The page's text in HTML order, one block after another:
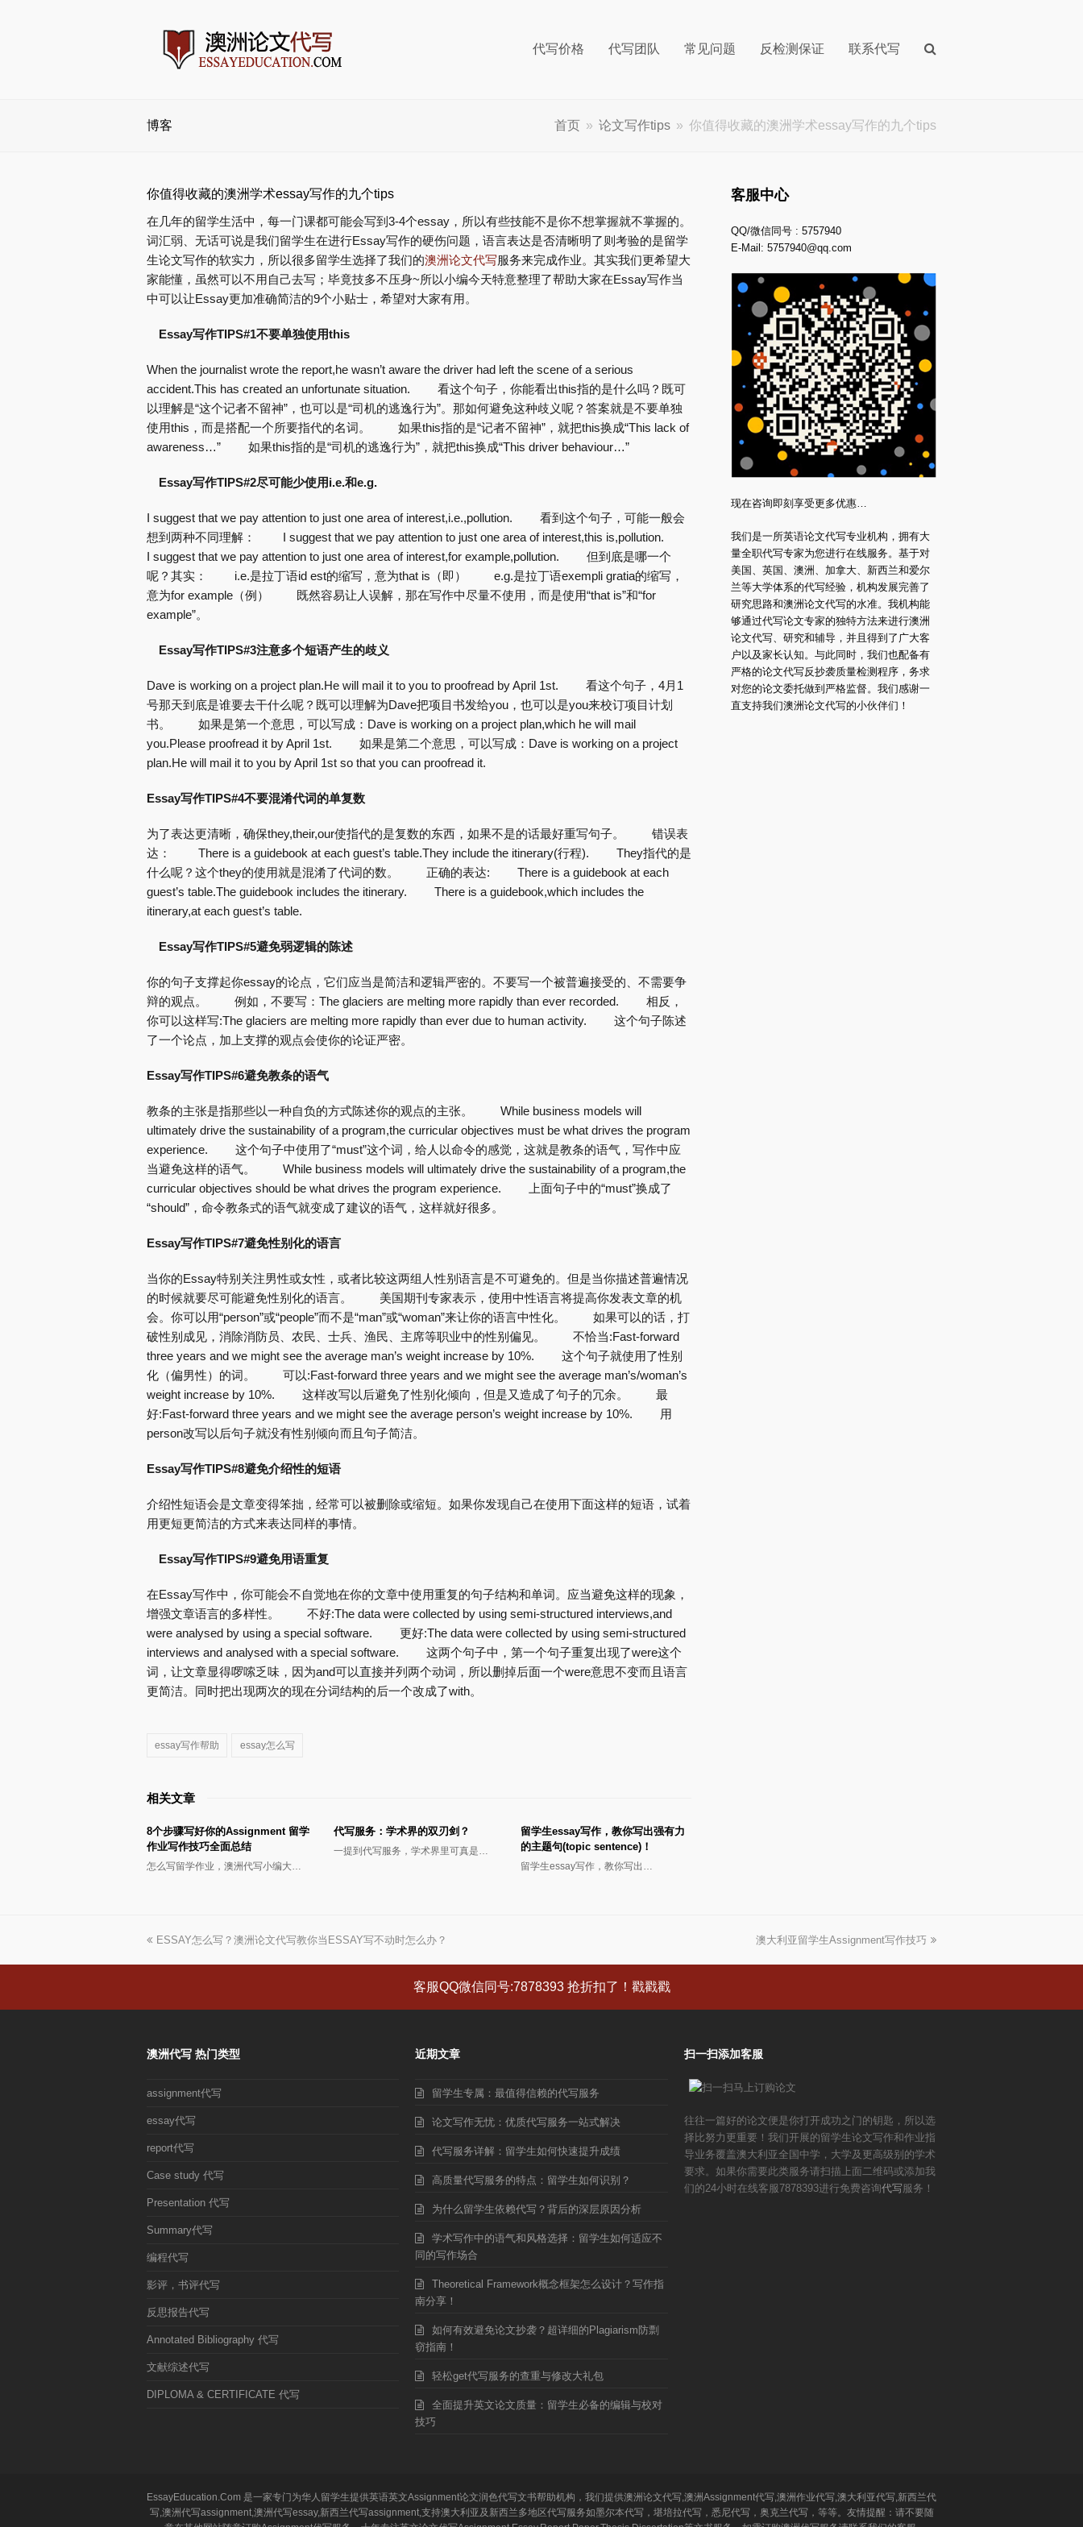
代写价格 代写团队 常见问题 反检测保证 联系代写
博客 首页 » 论文写作tips » 你值得收藏的澳洲学术essay写作的九个tips
你值得收藏的澳洲学术essay写作的九个tips
在几年的留学生活中，每一门课都可能会写到3-4个essay，所以有些技能不是你不想掌握就不掌握的。​​
词汇弱、无话可说是我们留学生在进行Essay写作的硬伤问题，语言表达是否清晰明了则考验的是留学
生论文写作的软实力，所以很多留学生选择了我们的澳洲论文代写服务来完成作业。其实我们更希望大
家能懂，虽然可以不用自己去写；毕竟技多不压身~所以小编今天特意整理了帮助大家在Essay写作当
中可以让Essay更加准确简洁的9个小贴士，希望对大家有用。
Essay写作TIPS#1不要单独使用this
When the journalist wrote the report,he wasn’t aware the driver had left the scene of a serious
accident.This has created an unfortunate situation. 看这个句子，你能看出this指的是什么吗？既可
以理解是“这个记者不留神”，也可以是“司机的逃逸行为”。那如何避免这种歧义呢？答案就是不要单独
使用this，而是搭配一个所要指代的名词。 如果this指的是“记者不留神”，就把this换成“This lack of
awareness…” 如果this指的是“司机的逃逸行为”，就把this换成“This driver behaviour…”
Essay写作TIPS#2尽可能少使用i.e.和e.g.
I suggest that we pay attention to just one area of interest,i.e.,pollution. 看到这个句子，可能一般会
想到两种不同理解： I suggest that we pay attention to just one area of interest,this is,pollution.
I suggest that we pay attention to just one area of interest,for example,pollution. 但到底是哪一个
呢？其实： i.e.是拉丁语id est的缩写，意为that is（即） e.g.是拉丁语exempli gratia的缩写，
意为for example（例） 既然容易让人误解，那在写作中尽量不使用，而是使用“that is”和“for
example”。
Essay写作TIPS#3注意多个短语产生的歧义
Dave is working on a project plan.He will mail it to you to proofread by April 1st. 看这个句子，4月1
号那天到底是谁要去干什么呢？既可以理解为Dave把项目书发给you，也可以是you来校订项目计划
书。 如果是第一个意思，可以写成：Dave is working on a project plan,which he will mail
you.Please proofread it by April 1st. 如果是第二个意思，可以写成：Dave is working on a project
plan.He will mail it to you by April 1st so that you can proofread it.
Essay写作TIPS#4不要混淆代词的单复数
为了表达更清晰，确保they,their,our使指代的是复数的东西，如果不是的话最好重写句子。 错误表
达： There is a guidebook at each guest’s table.They include the itinerary(行程). They指代的是
什么呢？这个they的使用就是混淆了代词的数。 正确的表达: There is a guidebook at each
guest’s table.The guidebook includes the itinerary. There is a guidebook,which includes the
itinerary,at each guest’s table.
Essay写作TIPS#5避免弱逻辑的陈述
你的句子支撑起你essay的论点，它们应当是简洁和逻辑严密的。不要写一个被普遍接受的、不需要争
辩的观点。 例如，不要写：The glaciers are melting more rapidly than ever recorded. 相反，
你可以这样写:The glaciers are melting more rapidly than ever due to human activity. 这个句子陈述
了一个论点，加上支撑的观点会使你的论证严密。
Essay写作TIPS#6避免教条的语气
教条的主张是指那些以一种自负的方式陈述你的观点的主张。 While business models will
ultimately drive the sustainability of a program,the curricular objectives must be what drives the program
experience. 这个句子中使用了“must”这个词，给人以命令的感觉，这就是教条的语气，写作中应
当避免这样的语气。 While business models will ultimately drive the sustainability of a program,the
curricular objectives should be what drives the program experience. 上面句子中的“must”换成了
“should”，命令教条式的语气就变成了建议的语气，这样就好很多。
Essay写作TIPS#7避免性别化的语言
当你的Essay特别关注男性或女性，或者比较这两组人性别语言是不可避免的。但是当你描述普遍情况
的时候就要尽可能避免性别化的语言。 美国期刊专家表示，使用中性语言将提高你发表文章的机
会。你可以用“person”或“people”而不是“man”或“woman”来让你的语言中性化。 如果可以的话，打
破性别成见，消除消防员、农民、士兵、渔民、主席等职业中的性别偏见。 不恰当:Fast-forward
three years and we might see the average man’s weight increase by 10%. 这个句子就使用了性别
化（偏男性）的词。 可以:Fast-forward three years and we might see the average man’s/woman’s
weight increase by 10%. 这样改写以后避免了性别化倾向，但是又造成了句子的冗余。 最
好:Fast-forward three years and we might see the average person’s weight increase by 10%. 用
person改写以后句子就没有性别倾向而且句子简洁。
Essay写作TIPS#8避免介绍性的短语
介绍性短语会是文章变得笨拙，经常可以被删除或缩短。如果你发现自己在使用下面这样的短语，试着
用更短更简洁的方式来表达同样的事情。
Essay写作TIPS#9避免用语重复
在Essay写作中，你可能会不自觉地在你的文章中使用重复的句子结构和单词。应当避免这样的现象，
增强文章语言的多样性。 不好:The data were collected by using semi-structured interviews,and
were analysed by using a special software. 更好:The data were collected by using semi-structured
interviews and analysed with a special software. 这两个句子中，第一个句子重复出现了were这个
词，让文章显得啰嗦乏味，因为and可以直接并列两个动词，所以删掉后面一个were意思不变而且语言
更简洁。同时把出现两次的现在分词结构的后一个改成了with。​​​​
essay写作帮助 essay怎么写
相关文章
8个步骤写好你的Assignment 留学
作业写作技巧全面总结
怎么写留学作业，澳洲代写小编大…
代写服务：学术界的双刃剑？
一提到代写服务，学术界里可真是…
留学生essay写作，教你写出强有力
的主题句(topic sentence)！
留学生essay写作，教你写出…
客服中心
QQ/微信同号 : 5757940
E-Mail:5757940@qq.com
现在咨询即刻享受更多优惠…
我们是一所英语论文代写专业机构，拥有大
量全职代写专家为您进行在线服务。基于对
美国、英国、澳洲、加拿大、新西兰和爱尔
兰等大学体系的代写经验，机构发展完善了
研究思路和澳洲论文代写的水准。我机构能
够通过代写论文专家的独特方法来进行澳洲
论文代写、研究和辅导，并且得到了广大客
户以及家长认知。与此同时，我们也配备有
严格的论文代写反抄袭质量检测程序，务求
对您的论文委托做到严格监督。我们感谢一
直支持我们澳洲论文代写的小伙伴们！
上
章:
ESSAY怎么写？澳洲论文代写教你当ESSAY写不动时怎么办？
下
章:
澳大利亚留学生Assignment写作技巧
客服QQ微信同号:7878393 抢折扣了！戳戳戳
澳洲代写 热门类型
assignment代写
essay代写
report代写
Case study 代写
Presentation 代写
Summary代写
编程代写
影评，书评代写
反思报告代写
Annotated Bibliography 代写
文献综述代写
DIPLOMA & CERTIFICATE 代写
近期文章
留学生专属：最值得信赖的代写服务
论文写作无忧：优质代写服务一站式解决
代写服务详解：留学生如何快速提升成绩
高质量代写服务的特点：留学生如何识别？
为什么留学生依赖代写？背后的深层原因分析
学术写作中的语气和风格选择：留学生如何适应不
同的写作场合
Theoretical Framework概念框架怎么设计？写作指
南分享！
如何有效避免论文抄袭？超详细的Plagiarism防剽
窃指南！
轻松get代写服务的查重与修改大礼包
全面提升英文论文质量：留学生必备的编辑与校对
技巧
扫一扫添加客服
往往一篇好的论文便是你打开成功之门的钥匙，所以选
择比努力更重要！我们开展的留学生论文写作和作业指
导业务覆盖澳大利亚全国中学，大学及更高级别的学术
要求。如果你需要此类服务请扫描上面二维码或添加我
们的24小时在线客服7878393进行免费咨询代写服务！
EssayEducation.Com 是一家专门为华人留学生提供英语英文Assignment论文润色代写文书帮助机构，我们提供澳洲论文代写,澳洲Assignment代写,澳洲作业代写,澳大利亚代写,新西兰代
写,澳洲代写assignment,澳洲代写essay,新西兰代写assignment,支持澳大利亚及新西兰多地区代写服务如墨尔本代写，堪培拉代写，悉尼代写，奥克兰代写，等等。友情提醒：请不要随